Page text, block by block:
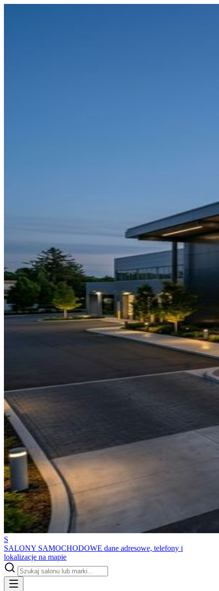
S
SALONY SAMOCHODOWE dane adresowe, telefony i
lokalizacje na mapie